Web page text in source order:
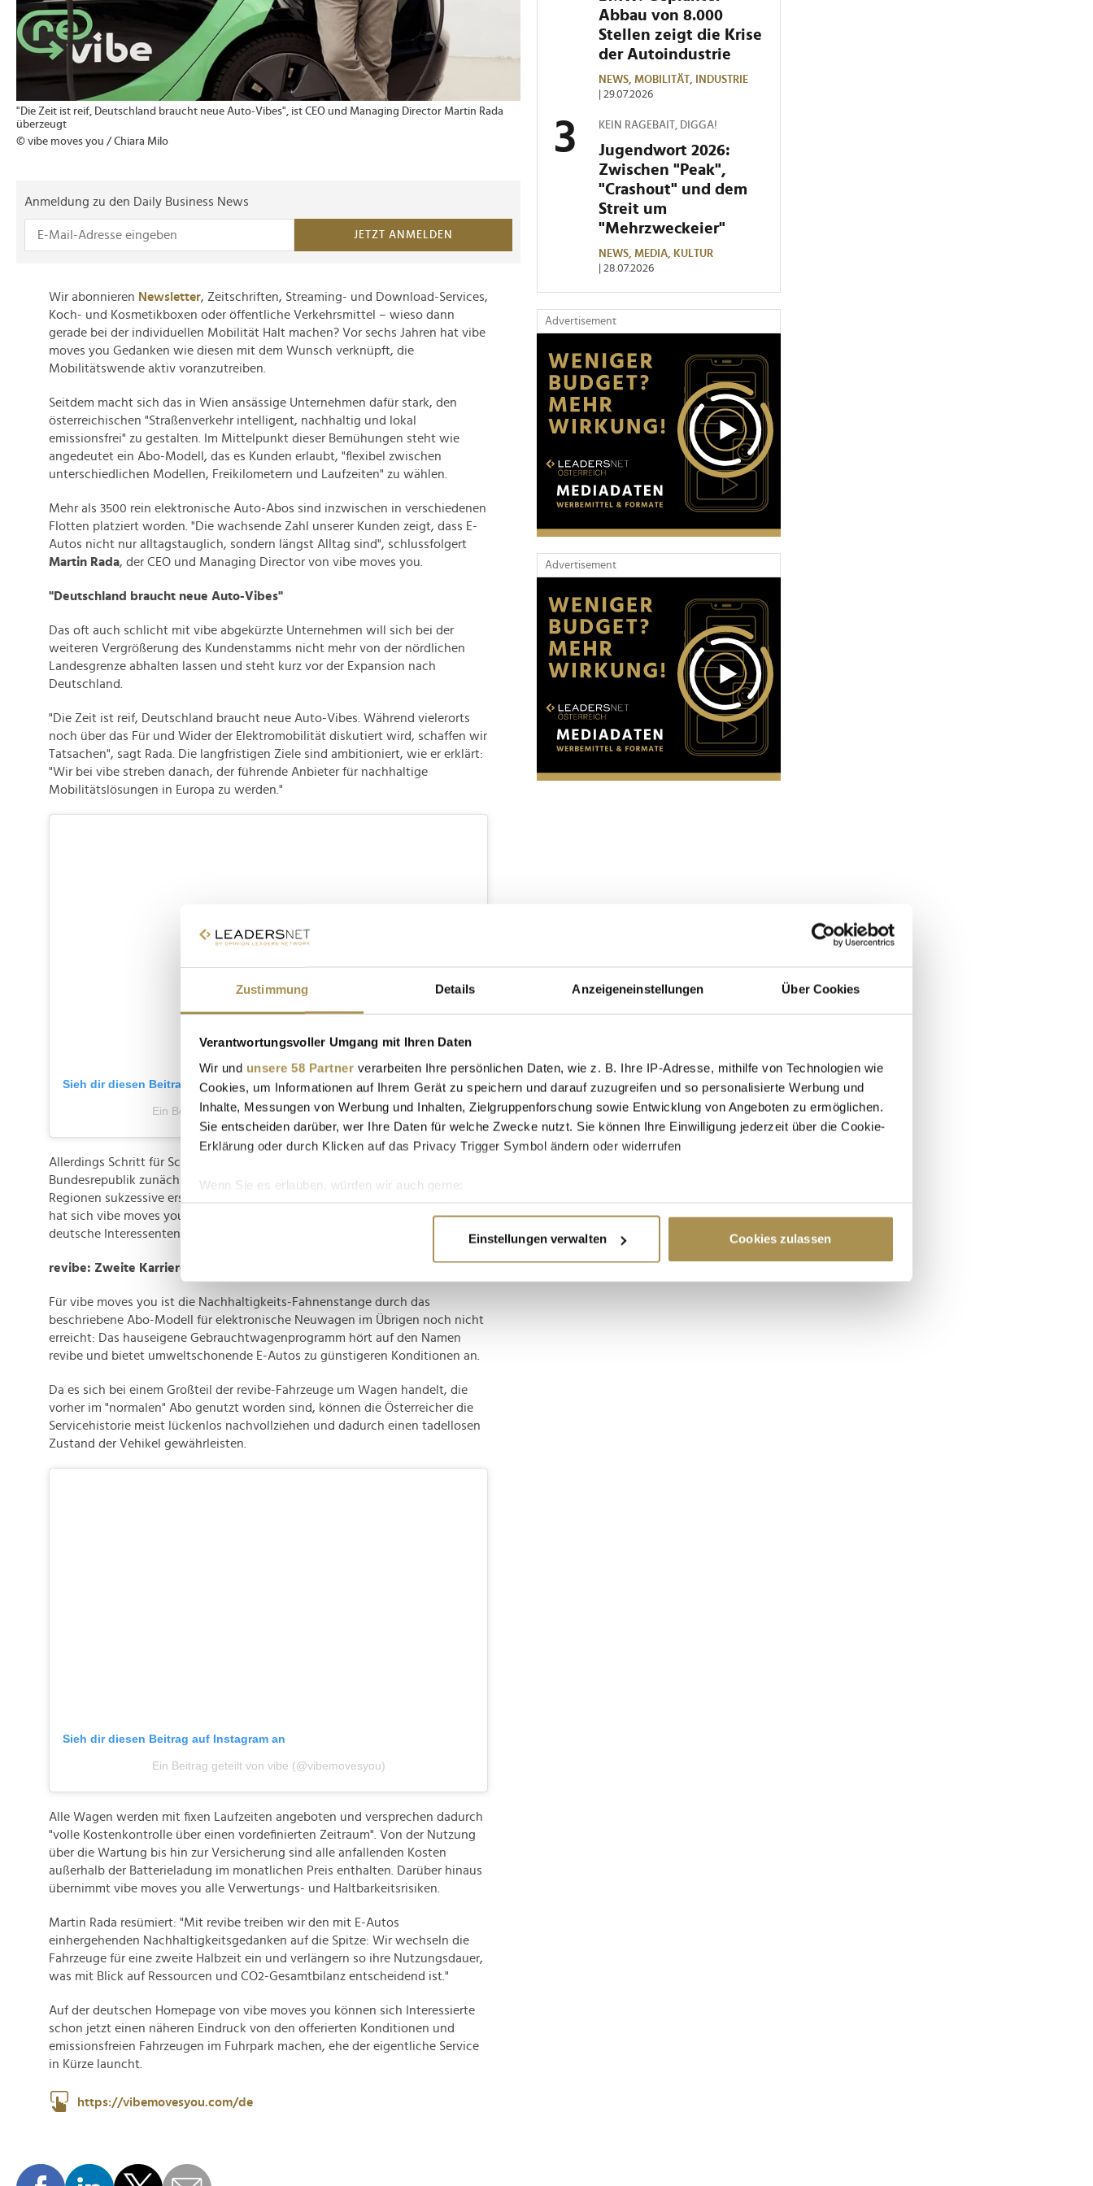
Zustimmung Details Anzeigeneinstellungen Über Cookies
Verantwortungsvoller Umgang mit Ihren Daten
Wir und unsere 58 Partner verarbeiten Ihre persönlichen Daten, wie z. B. Ihre IP-Adresse, mithilfe von Technologien wie
Cookies, um Informationen auf Ihrem Gerät zu speichern und darauf zuzugreifen und so personalisierte Werbung und
Inhalte, Messungen von Werbung und Inhalten, Zielgruppenforschung sowie Entwicklung von Angeboten zu ermöglichen.
Sie entscheiden darüber, wer Ihre Daten für welche Zwecke nutzt. Sie können Ihre Einwilligung jederzeit über die Cookie-
Erklärung oder durch Klicken auf das Privacy Trigger Symbol ändern oder widerrufen
Wenn Sie es erlauben, würden wir auch gerne:
Informationen über Ihre geografische Lage erfassen, welche bis auf einige Meter genau sein können
Erfahren Sie mehr darüber, wie Ihre persönlichen Daten verarbeitet werden, und legen Sie Ihre Präferenzen im
Wir verwenden Cookies, um Inhalte und Anzeigen zu personalisieren, Funktionen für soziale Medien anbieten zu können
und die Zugriffe auf unsere Website zu analysieren. Außerdem geben wir Informationen zu Ihrer Verwendung unserer
Website an unsere Partner für soziale Medien, Werbung und Analysen weiter. Unsere Partner führen diese Informationen
möglicherweise mit weiteren Daten zusammen, die Sie ihnen bereitgestellt haben oder die sie im Rahmen Ihrer Nutzung
der Dienste gesammelt haben.
Einstellungen verwalten Cookies zulassen
"Die Zeit ist reif, Deutschland braucht neue Auto-Vibes", ist CEO und Managing Director Martin Rada
überzeugt
© vibe moves you / Chiara Milo
Anmeldung zu den Daily Business News
JETZT ANMELDEN
Wir abonnieren Newsletter, Zeitschriften, Streaming- und Download-Services,
Koch- und Kosmetikboxen oder öffentliche Verkehrsmittel – wieso dann
gerade bei der individuellen Mobilität Halt machen? Vor sechs Jahren hat vibe
moves you Gedanken wie diesen mit dem Wunsch verknüpft, die
Mobilitätswende aktiv voranzutreiben.
Seitdem macht sich das in Wien ansässige Unternehmen dafür stark, den
österreichischen "Straßenverkehr intelligent, nachhaltig und lokal
emissionsfrei" zu gestalten. Im Mittelpunkt dieser Bemühungen steht wie
angedeutet ein Abo-Modell, das es Kunden erlaubt, "flexibel zwischen
unterschiedlichen Modellen, Freikilometern und Laufzeiten" zu wählen.
Mehr als 3500 rein elektronische Auto-Abos sind inzwischen in verschiedenen
Flotten platziert worden. "Die wachsende Zahl unserer Kunden zeigt, dass E-
Autos nicht nur alltagstauglich, sondern längst Alltag sind", schlussfolgert
Martin Rada, der CEO und Managing Director von vibe moves you.
"Deutschland braucht neue Auto-Vibes"
Das oft auch schlicht mit vibe abgekürzte Unternehmen will sich bei der
weiteren Vergrößerung des Kundenstamms nicht mehr von der nördlichen
Landesgrenze abhalten lassen und steht kurz vor der Expansion nach
Deutschland.
"Die Zeit ist reif, Deutschland braucht neue Auto-Vibes. Während vielerorts
noch über das Für und Wider der Elektromobilität diskutiert wird, schaffen wir
Tatsachen", sagt Rada. Die langfristigen Ziele sind ambitioniert, wie er erklärt:
"Wir bei vibe streben danach, der führende Anbieter für nachhaltige
Mobilitätslösungen in Europa zu werden."
Sieh dir diesen Beitrag auf Instagram an
Ein Beitrag geteilt von vibe (@vibemovesyou)
Allerdings Schritt für Schritt – so soll die besagte Erweiterung in die
Bundesrepublik zunächst Süddeutschland abdecken, ehe zusätzliche
Regionen sukzessive erschlossen werden. Auf der IAA Mobility in München
hat sich vibe moves you jüngst mit einem eigenen Stand präsentiert, um mehr
deutsche Interessenten auf sich aufmerksam zu machen.
revibe: Zweite Karriere für gebrauchte Elektroautos
Für vibe moves you ist die Nachhaltigkeits-Fahnenstange durch das
beschriebene Abo-Modell für elektronische Neuwagen im Übrigen noch nicht
erreicht: Das hauseigene Gebrauchtwagenprogramm hört auf den Namen
revibe und bietet umweltschonende E-Autos zu günstigeren Konditionen an.
Da es sich bei einem Großteil der revibe-Fahrzeuge um Wagen handelt, die
vorher im "normalen" Abo genutzt worden sind, können die Österreicher die
Servicehistorie meist lückenlos nachvollziehen und dadurch einen tadellosen
Zustand der Vehikel gewährleisten.
Sieh dir diesen Beitrag auf Instagram an
Ein Beitrag geteilt von vibe (@vibemovesyou)
Alle Wagen werden mit fixen Laufzeiten angeboten und versprechen dadurch
"volle Kostenkontrolle über einen vordefinierten Zeitraum". Von der Nutzung
über die Wartung bis hin zur Versicherung sind alle anfallenden Kosten
außerhalb der Batterieladung im monatlichen Preis enthalten. Darüber hinaus
übernimmt vibe moves you alle Verwertungs- und Haltbarkeitsrisiken.
Martin Rada resümiert: "Mit revibe treiben wir den mit E-Autos
einhergehenden Nachhaltigkeitsgedanken auf die Spitze: Wir wechseln die
Fahrzeuge für eine zweite Halbzeit ein und verlängern so ihre Nutzungsdauer,
was mit Blick auf Ressourcen und CO2-Gesamtbilanz entscheidend ist."
Auf der deutschen Homepage von vibe moves you können sich Interessierte
schon jetzt einen näheren Eindruck von den offerierten Konditionen und
emissionsfreien Fahrzeugen im Fuhrpark machen, ehe der eigentliche Service
in Kürze launcht.
https://vibemovesyou.com/de
Abbau von 8.000
Stellen zeigt die Krise
der Autoindustrie
NEWS, MOBILITÄT,
INDUSTRIE
| 29.07.2026
KEIN RAGEBAIT, DIGGA!
Jugendwort 2026:
Zwischen "Peak",
"Crashout" und dem
Streit um
"Mehrzweckeier"
NEWS, MEDIA,
KULTUR
| 28.07.2026
Advertisement
Advertisement